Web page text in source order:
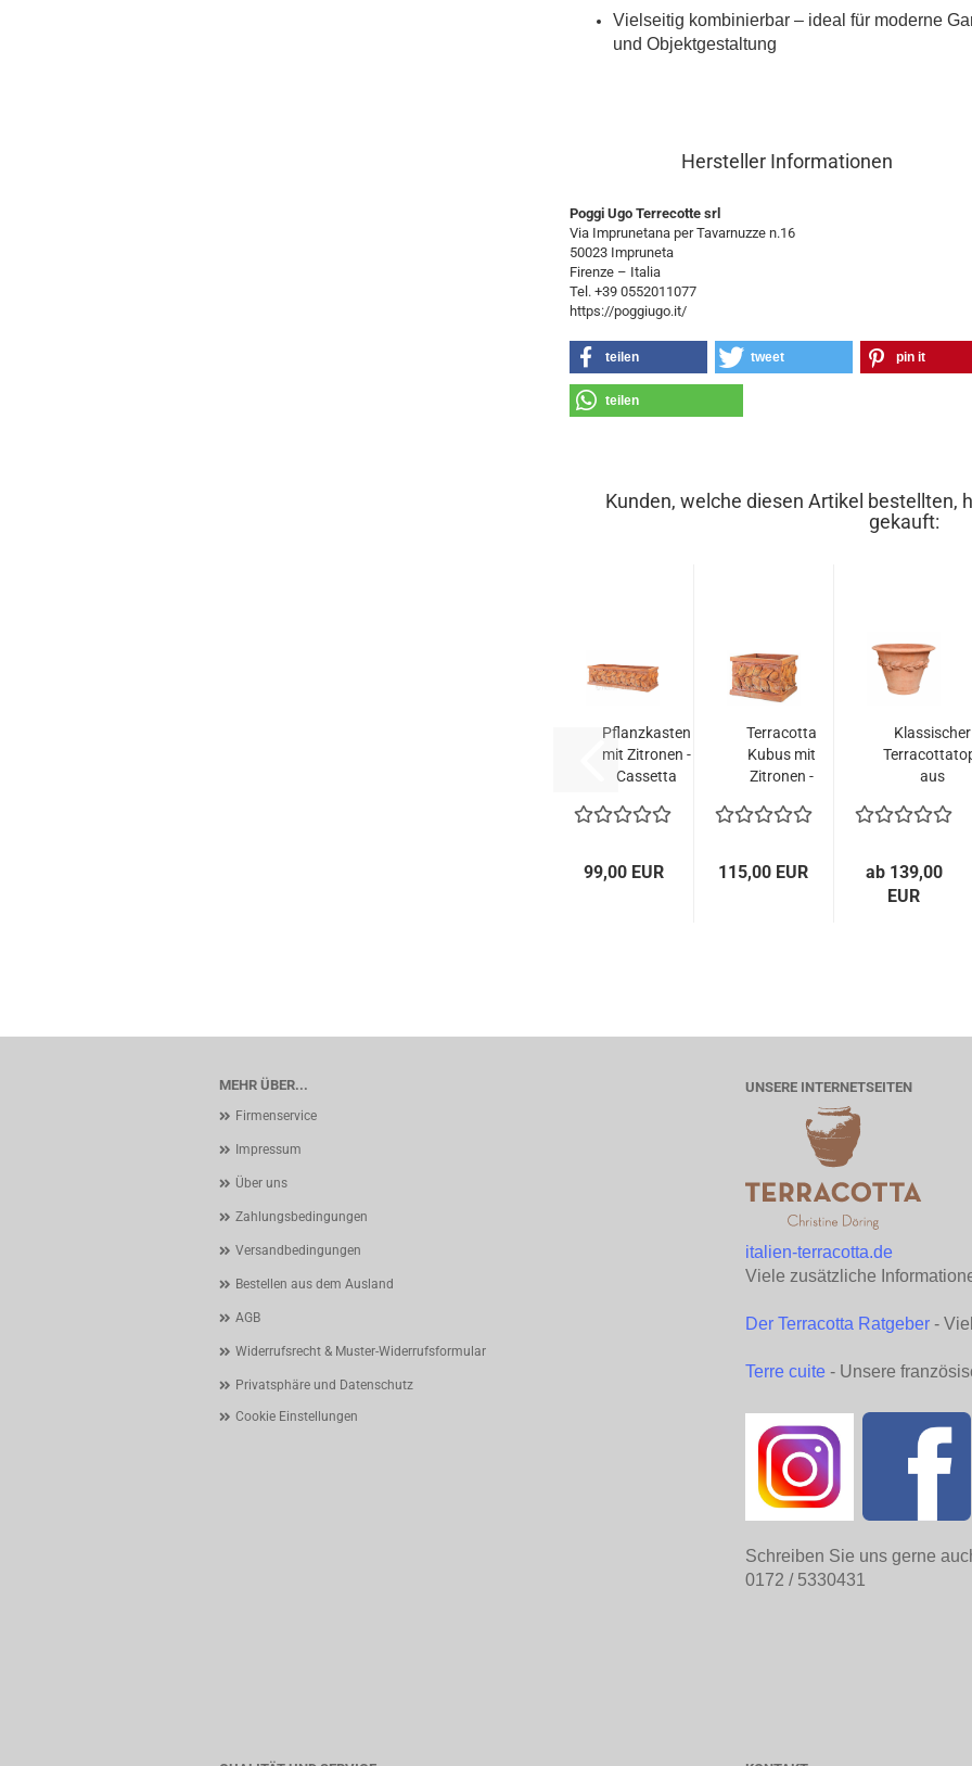
Vielseitig kombinierbar – ideal für moderne
und Objektgestaltung
Hersteller Informationen
Poggi Ugo Terrecotte srl
Via Imprunetana per Tavarnuzze n.16
50023 Impruneta
Firenze – Italia
Tel. +39 0552011077
https://poggiugo.it/
teilen tweet pin it
teilen
Kunden, welche diesen Artikel bestellten,
gekauft:
Pflanzkasten
mit Zitronen -
Cassetta
99,00 EUR
Terracotta
Kubus mit
Zitronen -
115,00 EUR
Klassischer
aus
ab 139,00
EUR
MEHR ÜBER...
Firmenservice
Impressum
Über uns
Zahlungsbedingungen
Versandbedingungen
Bestellen aus dem Ausland
AGB
Widerrufsrecht & Muster-Widerrufsformular
Privatsphäre und Datenschutz
Cookie Einstellungen
UNSERE INTERNETSEITEN
italien-terracotta.de
Viele zusätzliche
Der Terracotta Ratgeber -
Terre cuite - Unsere
Schreiben Sie uns gerne
0172 / 5330431